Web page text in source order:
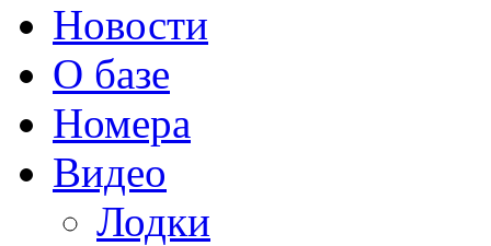
Новости
О базе
Номера
Видео
Лодки